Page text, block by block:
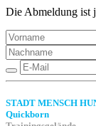
Die Abmeldung ist
STADT MENSCH
Quickborn